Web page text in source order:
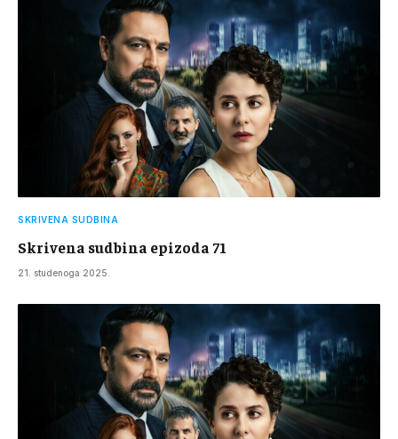
SKRIVENA SUDBINA
Skrivena sudbina epizoda 71
21. studenoga 2025.